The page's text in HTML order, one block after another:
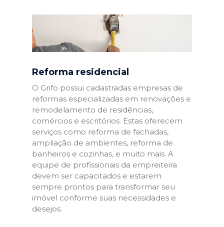
Reforma residencial
O Grifo possui cadastradas empresas de
reformas especializadas em renovações e
remodelamento de residências,
comércios e escritórios. Estas oferecem
serviços como reforma de fachadas,
ampliação de ambientes, reforma de
banheiros e cozinhas, e muito mais. A
equipe de profissionais da empreiteira
devem ser capacitados e estarem
sempre prontos para transformar seu
imóvel conforme suas necessidades e
desejos.